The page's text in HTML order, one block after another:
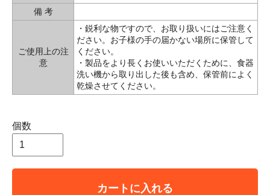
備 考
ご使用上の注
意
・鋭利な物ですので、お取り扱いにはご注意く
ださい。お子様の手の届かない場所に保管して
ください。
・製品をより長くお使いいただくために、食器
洗い機から取り出した後も含め、保管前によく
乾燥させてください。
個数
カートに入れる